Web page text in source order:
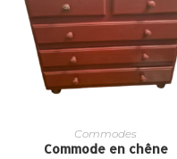
Commodes
Commode en chêne